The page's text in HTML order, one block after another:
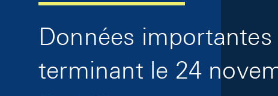
Données
terminant le 24